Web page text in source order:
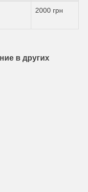
2000 грн
в других